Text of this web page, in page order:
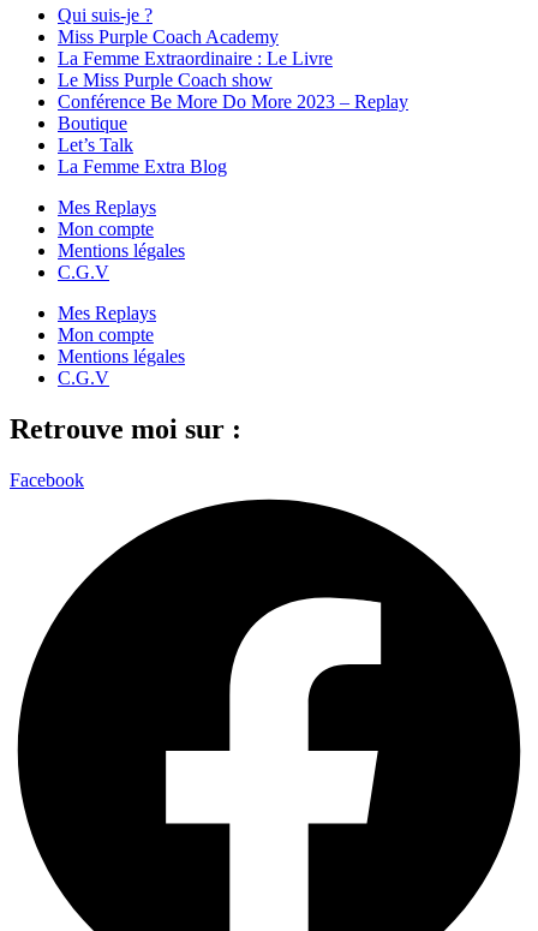
Qui suis-je ?
Miss Purple Coach Academy
La Femme Extraordinaire : Le Livre
Le Miss Purple Coach show
Conférence Be More Do More 2023 – Replay
Boutique
Let’s Talk
La Femme Extra Blog
Mes Replays
Mon compte
Mentions légales
C.G.V
Mes Replays
Mon compte
Mentions légales
C.G.V
Retrouve moi sur :
Facebook